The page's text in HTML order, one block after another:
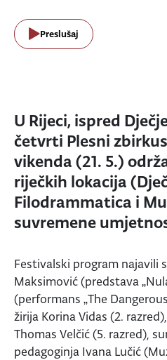
Preslušaj
U Rijeci, ispred
četvrti Plesni
vikenda (21. 5.)
riječkih lokacija
Filodrammatica i
suvremene
Festivalski program najavili
Maksimović (predstava
(performans „The
žirija Korina Vidas (2.
Thomas Velčić (5. razred),
pedagoginja Ivana Lučić